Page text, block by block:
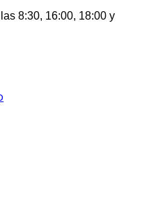
8:30, 16:00, 18:00 y